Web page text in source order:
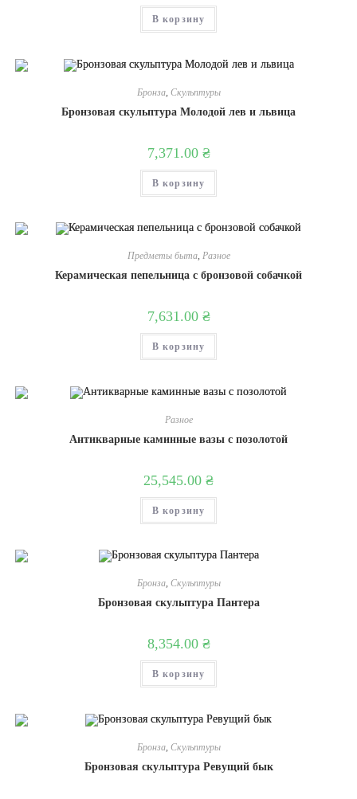
В корзину
Бронза, Скульптуры
Бронзовая скульптура Молодой лев и львица
7,371.00 ₴
В корзину
Предметы быта, Разное
Керамическая пепельница с бронзовой собачкой
7,631.00 ₴
В корзину
Разное
Антикварные каминные вазы с позолотой
25,545.00 ₴
В корзину
Бронза, Скульптуры
Бронзовая скульптура Пантера
8,354.00 ₴
В корзину
Бронза, Скульптуры
Бронзовая скульптура Ревущий бык